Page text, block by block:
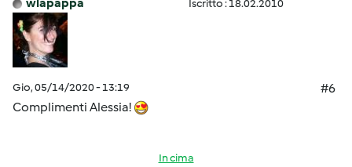
Iscritto : 18.02.2010
Gio, 05/14/2020 - 13:19
#6
Complimenti Alessia!
In cima